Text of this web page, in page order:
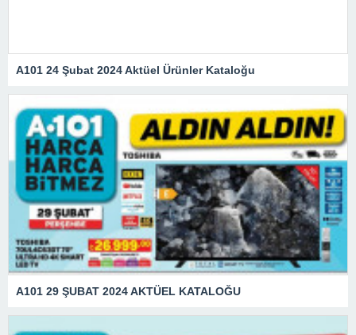
A101 24 Şubat 2024 Aktüel Ürünler Kataloğu
A101 29 ŞUBAT 2024 AKTÜEL KATALOĞU